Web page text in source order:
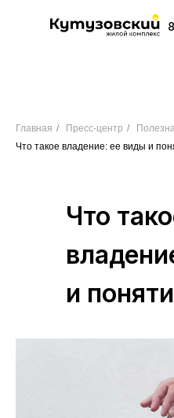
Главная / Пресс-центр /
Что такое владение: ее виды и
Что
и